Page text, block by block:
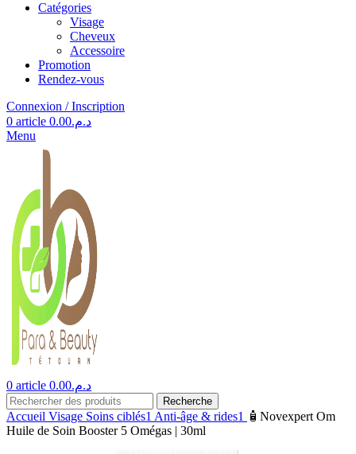
Catégories
Visage
Cheveux
Accessoire
Promotion
Rendez-vous
Connexion / Inscription
0 article د.م.0.00
Menu
0 article د.م.0.00
Recherche
Accueil Visage Soins ciblés1 Anti-âge & rides1
🧴Novexpert Om
Huile de Soin Booster 5 Omégas | 30ml